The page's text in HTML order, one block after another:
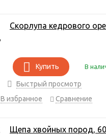
Скорлупа кедрового
Купить В
Быстрый просмотр
В избранное
Сравнение
Щепа хвойных пород,